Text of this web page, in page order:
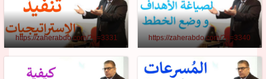
https://zaherabdo.com/?p=3340
https://zaherabdo.com/?p=3331